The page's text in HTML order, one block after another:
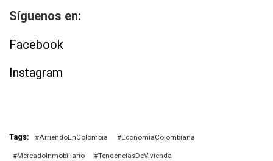
Síguenos en:
Facebook
Instagram
Tags: #ArriendoEnColombia #EconomíaColombiana
#MercadoInmobiliario #TendenciasDeVivienda